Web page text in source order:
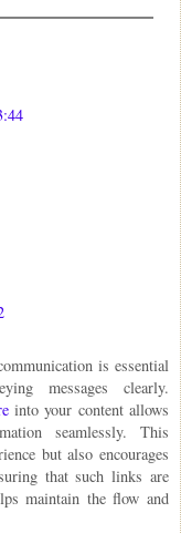
is essential
messages clearly.
into your content allows
seamlessly. This
but also encourages
that such links are
maintain the flow and